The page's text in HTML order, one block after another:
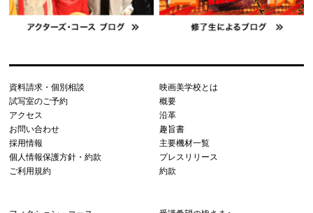
資料請求・個別相談
試写室のご予約
アクセス
お問い合わせ
採用情報
個人情報保護方針・約款
ご利用規約
映画美学校とは
概要
沿革
趣旨書
主要機材一覧
プレスリリース
約款